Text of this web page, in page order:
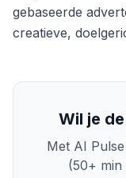
gebaseerde
creatieve,
Wil je
Met AI
(50+